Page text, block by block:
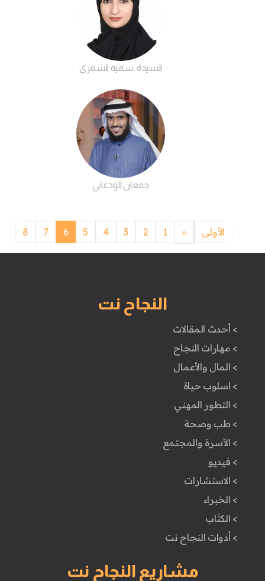
السيدة. سميه الشمري
جمعان الودعاني
الأولى «
Previous
1
2
3
4
5
6
7
8
النجاح نت
> أحدث المقالات
> مهارات النجاح
> المال والأعمال
> اسلوب حياة
> التطور المهني
> طب وصحة
> الأسرة والمجتمع
> فيديو
> الاستشارات
> الخبراء
> الكتَاب
> أدوات النجاح نت
مشاريع النجاح نت